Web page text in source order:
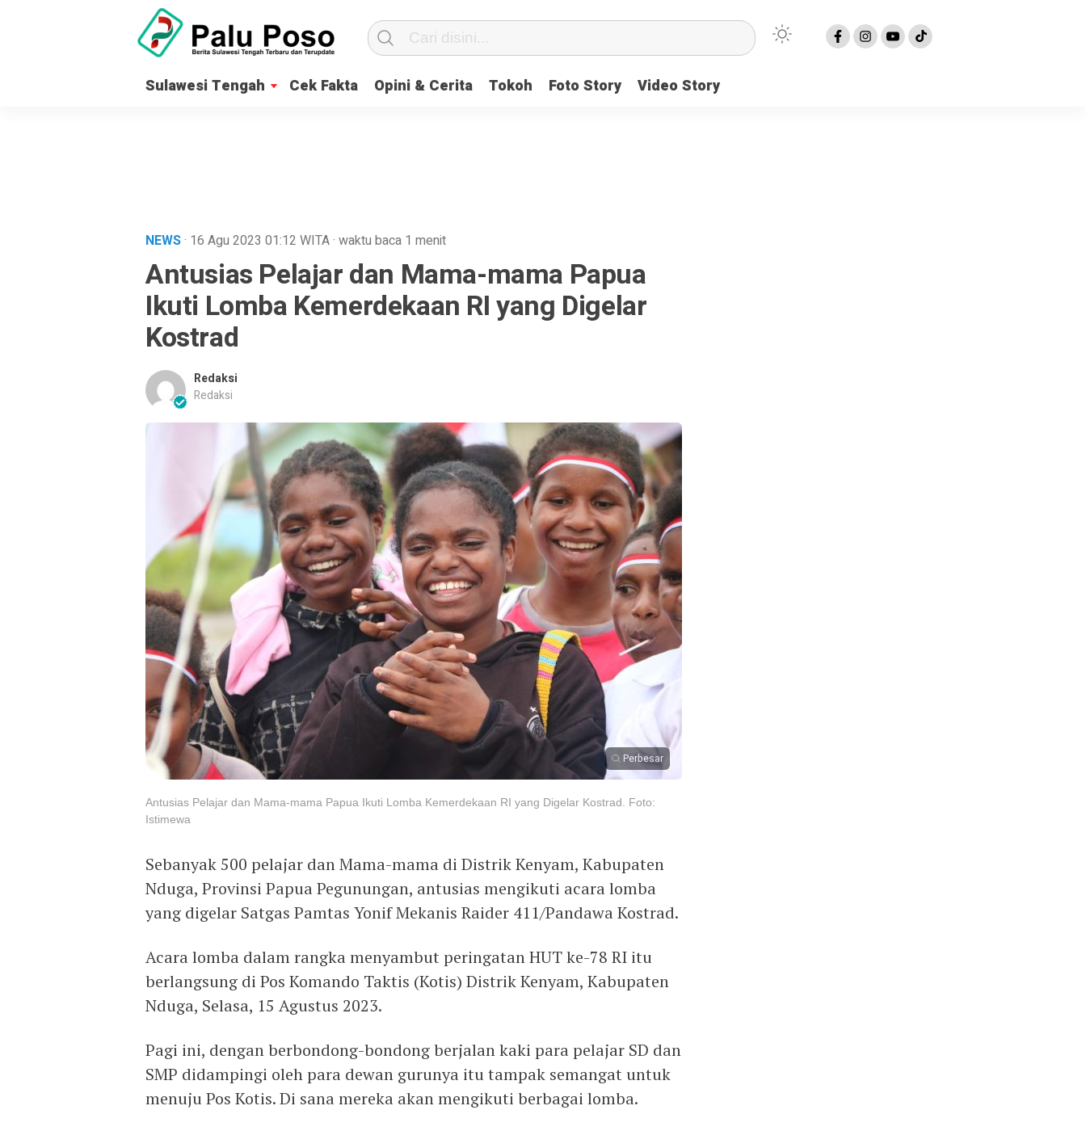
Sulawesi Tengah Cek Fakta Opini & Cerita Tokoh Foto Story Video Story
NEWS· 16 Agu 2023 01:12 WITA· waktu baca 1 menit
Antusias Pelajar dan Mama-mama Papua
Ikuti Lomba Kemerdekaan RI yang Digelar
Kostrad
Redaksi
Redaksi
Perbesar
Antusias Pelajar dan Mama-mama Papua Ikuti Lomba Kemerdekaan RI yang Digelar Kostrad. Foto:
Istimewa
Sebanyak 500 pelajar dan Mama-mama di Distrik Kenyam, Kabupaten
Nduga, Provinsi Papua Pegunungan, antusias mengikuti acara lomba
yang digelar Satgas Pamtas Yonif Mekanis Raider 411/Pandawa Kostrad.
Acara lomba dalam rangka menyambut peringatan HUT ke-78 RI itu
berlangsung di Pos Komando Taktis (Kotis) Distrik Kenyam, Kabupaten
Nduga, Selasa, 15 Agustus 2023.
Pagi ini, dengan berbondong-bondong berjalan kaki para pelajar SD dan
SMP didampingi oleh para dewan gurunya itu tampak semangat untuk
menuju Pos Kotis. Di sana mereka akan mengikuti berbagai lomba.